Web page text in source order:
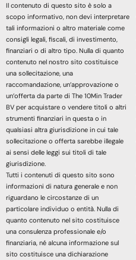
Il contenuto di questo sito è solo a
scopo informativo, non devi interpretare
tali informazioni o altro materiale come
consigli legali, fiscali, di investimento,
finanziari o di altro tipo. Nulla di quanto
contenuto nel nostro sito costituisce
una sollecitazione, una
raccomandazione, un’approvazione o
un’offerta da parte di The 10Min Trader
BV per acquistare o vendere titoli o altri
strumenti finanziari in questa o in
qualsiasi altra giurisdizione in cui tale
sollecitazione o offerta sarebbe illegale
ai sensi delle leggi sui titoli di tale
giurisdizione.
Tutti i contenuti di questo sito sono
informazioni di natura generale e non
riguardano le circostanze di un
particolare individuo o entità. Nulla di
quanto contenuto nel sito costituisce
una consulenza professionale e/o
finanziaria, né alcuna informazione sul
sito costituisce una dichiarazione